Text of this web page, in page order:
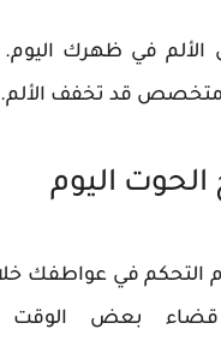
في ظهرك
قد تخفف الألم.
اليوم
التحكم في عواطفك
قضاء بعض